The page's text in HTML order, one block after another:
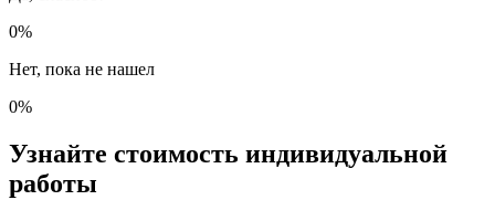
0%
Нет, пока не нашел
0%
Узнайте стоимость индивидуальной
работы